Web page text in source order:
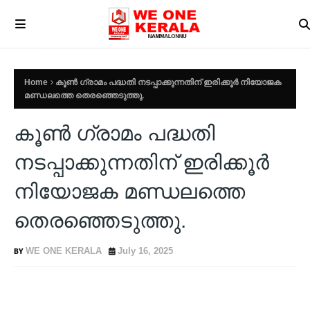
Home
കൂൺ ഗ്രാമം പദ്ധതി നടപ്പാക്കുന്നതിന് ഇരിക്കൂർ നിയോജക
മണ്ഡലത്തെ തെരഞ്ഞെടുത്തു.
കൂൺ ഗ്രാമം പദ്ധതി
നടപ്പാക്കുന്നതിന് ഇരിക്കൂർ
നിയോജക മണ്ഡലത്തെ
തെരഞ്ഞെടുത്തു.
WE ONE KERALA July 16, 2025